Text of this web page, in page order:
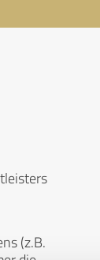
(z.B.